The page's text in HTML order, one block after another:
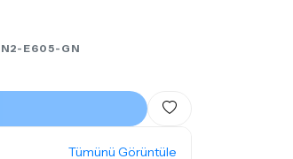
E605-GN
Tümünü Görüntüle